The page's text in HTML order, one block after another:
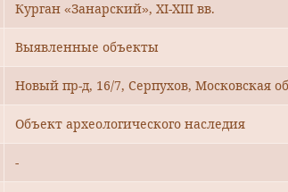
Курган «Занарский», XI-XIII вв.
Выявленные объекты
Новый пр-д, 16/7, Серпухов, Московская
Объект археологического наследия
-